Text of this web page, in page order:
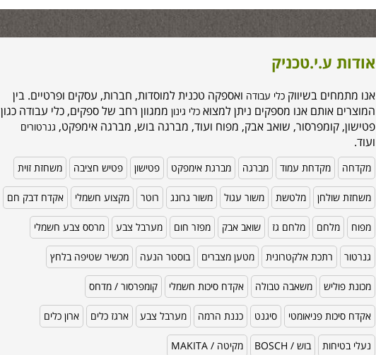
אודות ע.י.טכניק
אנו מתמחים בשיווקכלי עבודה ואספקה טכנית למוסדות, חברות, עסקים ופרטיים. בין
המוצרים אותם אנו מספקים ניתן למצואכלי גינון ממגוון רחב של ספקים, כלי עבודה כגון
פטישון, קומפרסור, שואב אבק, מפוח ועוד, מברגה בוש, מברגה אימפקט, גנרטורים
ועוד.
מקדחה מקדחת עמוד מברגה מברגת אימפקט פטישון פטיש חציבה משחזת זוית
משחזת שולחן מלטשת משור עגול משור גרונג רוטר מקצוע חשמלי אקדח דבק חם
מפוח מלחם מלחם גז שואב אבק מפזר חום מערבל צבע מרסס צבע חשמלי
גנרטור רתכת אלקטרונית מטען מצברים בוסטר הנעה מכשיר שטיפה בלחץ
מכונת פוליש משאבה טבולה אקדח סיכות חשמלי קומפרסור / מדחס
אקדח סיכות פניאומטי סיגנט כננת הרמה מערבל צבע ארגז כלים ארון כלים
נעלי בטיחות בוש / BOSCH מקיטה / MAKITA